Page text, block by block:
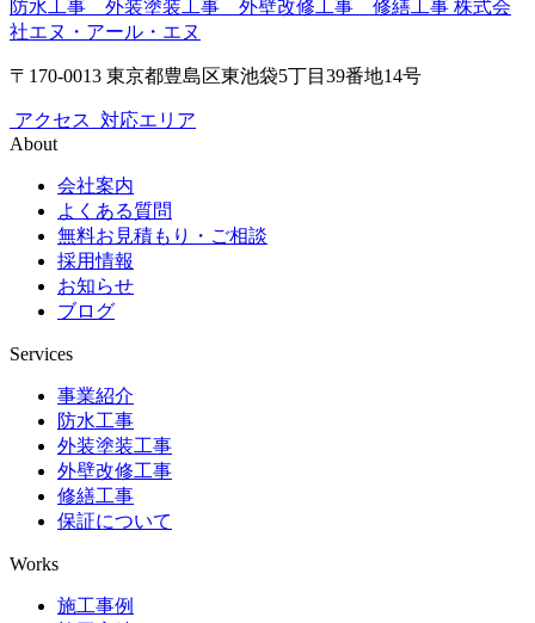
防水工事 外装塗装工事 外壁改修工事 修繕工事 株式会
社エヌ・アール・エヌ
〒170-0013 東京都豊島区東池袋5丁目39番地14号
アクセス 対応エリア
About
会社案内
よくある質問
無料お見積もり・ご相談
採用情報
お知らせ
ブログ
Services
事業紹介
防水工事
外装塗装工事
外壁改修工事
修繕工事
保証について
Works
施工事例